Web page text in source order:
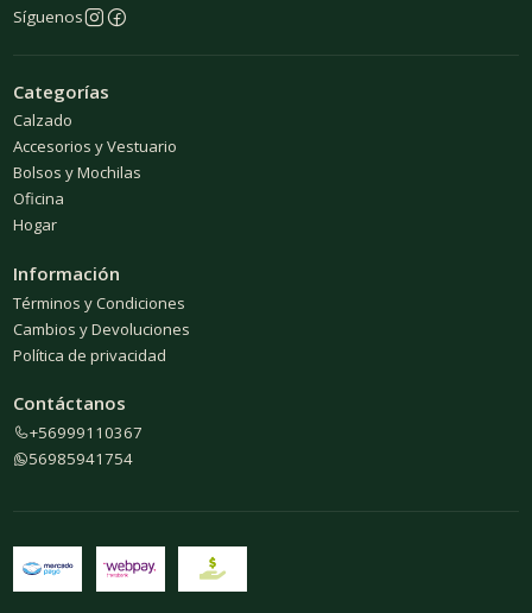
Síguenos
Categorías
Calzado
Accesorios y Vestuario
Bolsos y Mochilas
Oficina
Hogar
Información
Términos y Condiciones
Cambios y Devoluciones
Política de privacidad
Contáctanos
+56999110367
56985941754